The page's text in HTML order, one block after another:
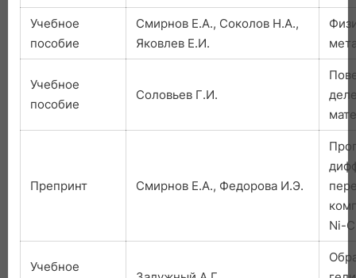
Учебное
пособие
Смирнов Е.А., Соколов Н.А.,
Яковлев Е.И.
Учебное
пособие
Соловьев Г.И.
Препринт Смирнов Е.А., Федорова И.Э.
Ni-
Учебное